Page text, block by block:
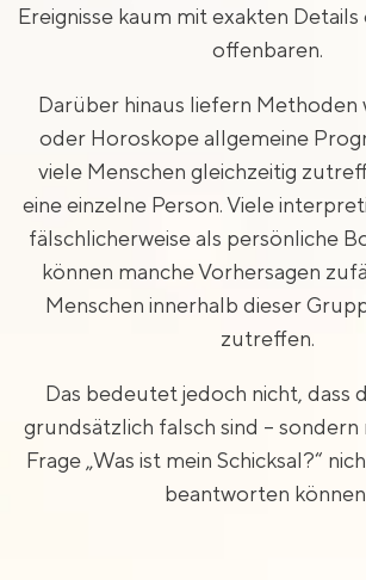
Ereignisse kaum mit exakten
offenbaren.
Darüber hinaus liefern Methoden
oder Horoskope allgemeine
viele Menschen gleichzeitig
eine einzelne Person. Viele
fälschlicherweise als persönliche
können manche Vorhersagen
Menschen innerhalb dieser
zutreffen.
Das bedeutet jedoch nicht, dass
grundsätzlich falsch sind – sondern
Frage „Was ist mein Schicksal?“
beantworten